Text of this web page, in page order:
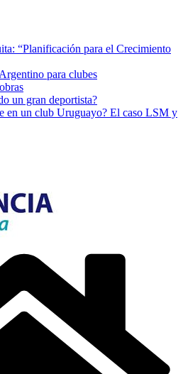
“Planificación para el Crecimiento
para clubes
un gran deportista?
en un club Uruguayo? El caso LSM y